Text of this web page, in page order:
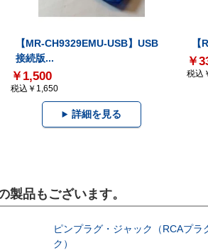
【MR-CH9329EMU-USB】USB
接続版...
￥1,500
税込￥1,650
詳細を見る
￥
税込
製品もございます。
ピンプラグ・ジャック（RCAプラ
ク）